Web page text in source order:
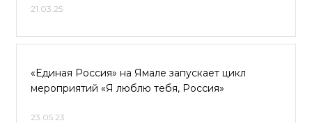
21.03.25
«Единая Россия» на Ямале запускает цикл
мероприятий «Я люблю тебя, Россия»
23.05.23